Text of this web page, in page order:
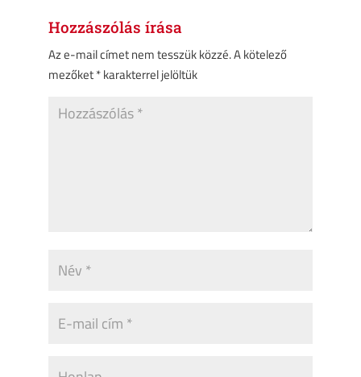
Hozzászólás írása
Az e-mail címet nem tesszük közzé.A kötelező
mezőket*karakterrel jelöltük